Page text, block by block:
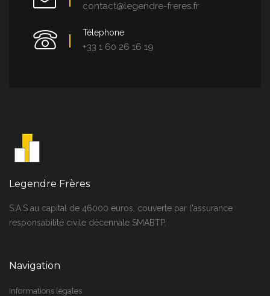
contact@legendre-freres.fr
Télephone
+33 1 60 26 16 19
Legendre Frères
S.A.S au capital de 46000 euros, couverte par l'assurance
responsabilité civile décennale SMABTP.
Navigation
Informations légales